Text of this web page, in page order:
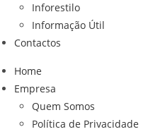
Inforestilo
Informação Útil
Contactos
Home
Empresa
Quem Somos
Política de Privacidade